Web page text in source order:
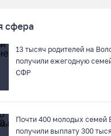
сфера
13 тысяч родителей на
получили ежегодную
СФР
Почти 400 молодых семей
получили выплату 300